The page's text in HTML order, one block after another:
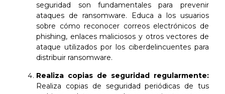
seguridad son fundamentales para prevenir
ataques de ransomware. Educa a los usuarios
sobre cómo reconocer correos electrónicos de
phishing, enlaces maliciosos y otros vectores de
ataque utilizados por los ciberdelincuentes para
distribuir ransomware.
Realiza copias de seguridad regularmente:
Realiza copias de seguridad periódicas de tus